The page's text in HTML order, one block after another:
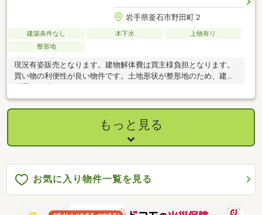
岩手県釜石市野田町２
建築条件なし 本下水
上物有り
整形地
現況有姿販売となります。建物解体費は買主様負担となります。
買い物の利便性が良い物件です。土地形状が整形地のため、建物
もっと見る
お気に入り物件一覧を見る